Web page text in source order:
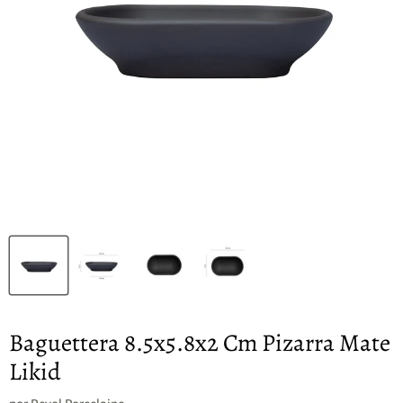
Baguettera 8.5x5.8x2 Cm Pizarra Mate
Likid